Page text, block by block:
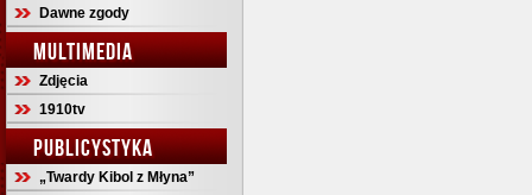
Dawne zgody
MULTIMEDIA
Zdjęcia
1910tv
PUBLICYSTYKA
„Twardy Kibol z Młyna”